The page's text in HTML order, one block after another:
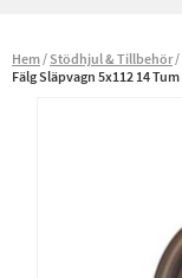
Hem Stödhjul & Tillbehör
Fälg Släpvagn 5x112 14 Tum